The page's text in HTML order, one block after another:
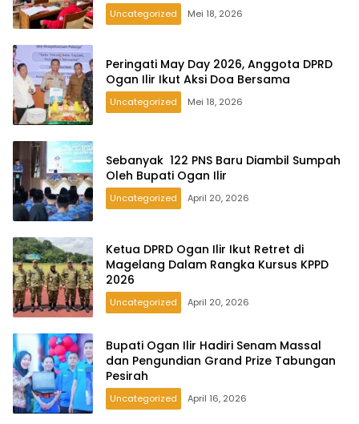
Uncategorized Mei 18, 2026
Peringati May Day 2026, Anggota DPRD
Ogan Ilir Ikut Aksi Doa Bersama
Uncategorized Mei 18, 2026
Sebanyak 122 PNS Baru Diambil Sumpah
Oleh Bupati Ogan Ilir
Uncategorized April 20, 2026
Ketua DPRD Ogan Ilir Ikut Retret di
Magelang Dalam Rangka Kursus KPPD
2026
Uncategorized April 20, 2026
Bupati Ogan Ilir Hadiri Senam Massal
dan Pengundian Grand Prize Tabungan
Pesirah
Uncategorized April 16, 2026